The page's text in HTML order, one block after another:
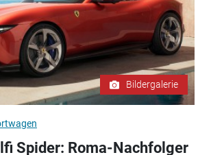
Bildergalerie
Spider: Roma-Nachfolger